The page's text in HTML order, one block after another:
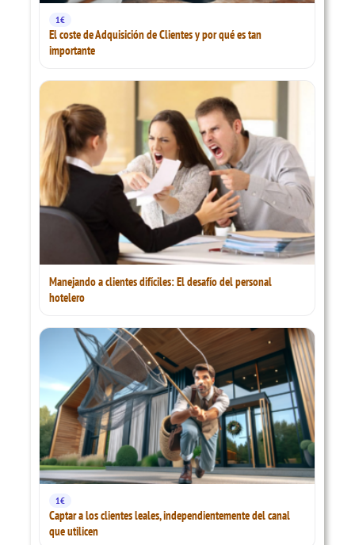
1€
El coste de Adquisición de Clientes y por qué es tan
importante
Manejando a clientes difíciles: El desafío del personal
hotelero
1€
Captar a los clientes leales, independientemente del canal
que utilicen